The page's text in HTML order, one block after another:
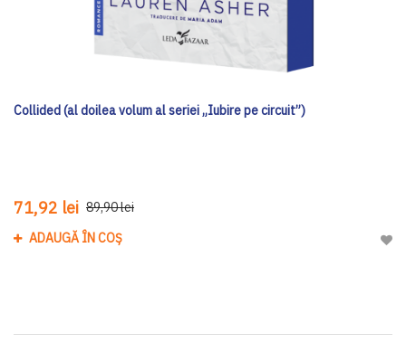
Collided (al doilea volum al seriei „Iubire pe circuit”)
71,92 lei 89,90 lei
ADAUGĂ ÎN COȘ